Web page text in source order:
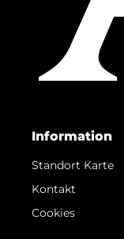
Information
Standort Karte
Kontakt
Cookies